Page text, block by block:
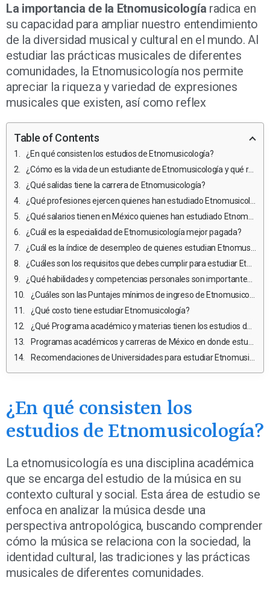
La importancia de la Etnomusicología radica en
su capacidad para ampliar nuestro entendimiento
de la diversidad musical y cultural en el mundo. Al
estudiar las prácticas musicales de diferentes
comunidades, la Etnomusicología nos permite
apreciar la riqueza y variedad de expresiones
musicales que existen, así como reflex
Table of Contents
¿En qué consisten los estudios de Etnomusicología?
¿Cómo es la vida de un estudiante de Etnomusicología y qué retos enfrentan?
¿Qué salidas tiene la carrera de Etnomusicología?
¿Qué profesiones ejercen quienes han estudiado Etnomusicología?
¿Qué salarios tienen en México quienes han estudiado Etnomusicología?
¿Cuál es la especialidad de Etnomusicología mejor pagada?
¿Cuál es la índice de desempleo de quienes estudian Etnomusicología?
¿Cuáles son los requisitos que debes cumplir para estudiar Etnomusicología en México?
¿Qué habilidades y competencias personales son importantes para estudiar y ejercer Etnomusicología?
¿Cuáles son las Puntajes mínimos de ingreso de Etnomusicología en México?
¿Qué costo tiene estudiar Etnomusicología?
¿Qué Programa académico y materias tienen los estudios de Etnomusicología en México?
Programas académicos y carreras de México en donde estudiar Etnomusicología
Recomendaciones de Universidades para estudiar Etnomusicología
¿En qué consisten los
estudios de Etnomusicología?
La etnomusicología es una disciplina académica
que se encarga del estudio de la música en su
contexto cultural y social. Esta área de estudio se
enfoca en analizar la música desde una
perspectiva antropológica, buscando comprender
cómo la música se relaciona con la sociedad, la
identidad cultural, las tradiciones y las prácticas
musicales de diferentes comunidades.